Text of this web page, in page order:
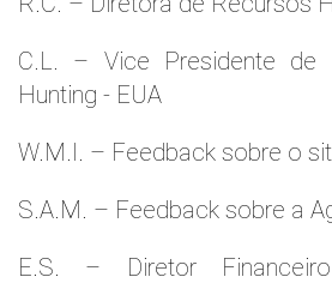
C.L. – Vice Presidente
Hunting - EUA
W.M.l. – Feedback sobre o
S.A.M. – Feedback sobre a
E.S. – Diretor